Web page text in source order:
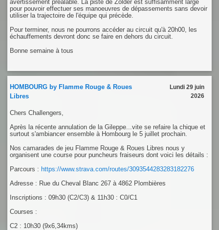
avertissement préalable. La piste de Zolder est suffisamment large
pour pouvoir effectuer ses manoeuvres de dépassements sans devoir
utiliser la trajectoire de l'équipe qui précède.
Pour terminer, nous ne pourrons accéder au circuit qu'à 20h00, les
échauffements devront donc se faire en dehors du circuit.
Bonne semaine à tous
HOMBOURG by Flamme Rouge & Roues
Libres
Lundi 29 juin
2026
Chers Challengers,
Après la récente annulation de la Gileppe...vite se refaire la chique et
surtout s'ambiancer ensemble à Hombourg le 5 juillet prochain.
Nos camarades de jeu Flamme Rouge & Roues Libres nous y
organisent une course pour puncheurs fraiseurs dont voici les détails :
Parcours : https://www.strava.com/routes/3093544283283182276
Adresse : Rue du Cheval Blanc 267 à 4862 Plombières
Inscriptions : 09h30 (C2/C3) & 11h30 : C0/C1
Courses :
C2 : 10h30 (9x6,34kms)